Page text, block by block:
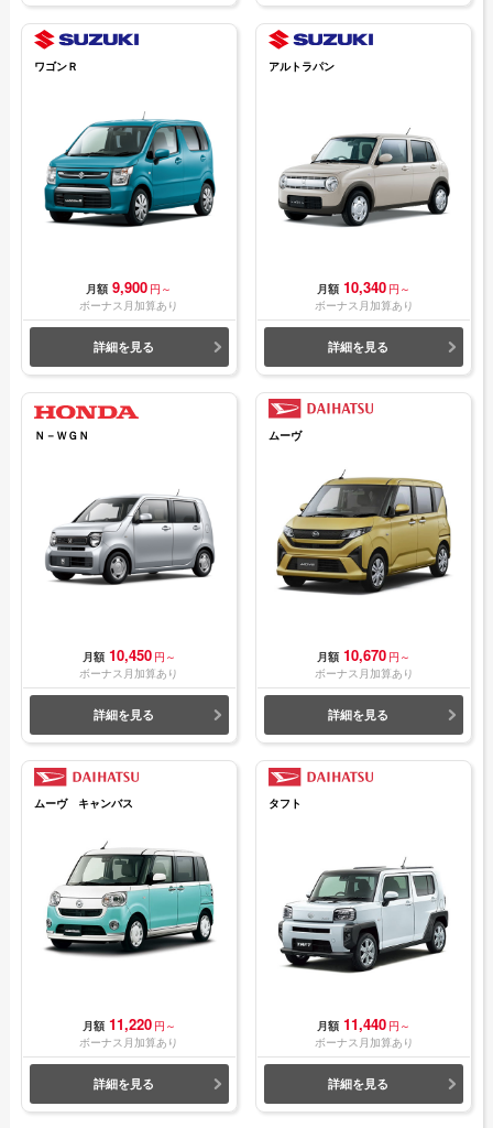
ワゴンＲ
月額 9,900 円～
ボーナス月加算あり
詳細を見る
アルトラパン
月額 10,340 円～
ボーナス月加算あり
詳細を見る
Ｎ－ＷＧＮ
月額 10,450 円～
ボーナス月加算あり
詳細を見る
ムーヴ
月額 10,670 円～
ボーナス月加算あり
詳細を見る
ムーヴ キャンバス
月額 11,220 円～
ボーナス月加算あり
詳細を見る
タフト
月額 11,440 円～
ボーナス月加算あり
詳細を見る